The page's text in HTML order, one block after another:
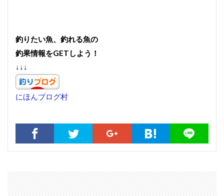
釣りたい魚、釣れる魚の
釣果情報をGETしよう！
↓↓↓
にほんブログ村